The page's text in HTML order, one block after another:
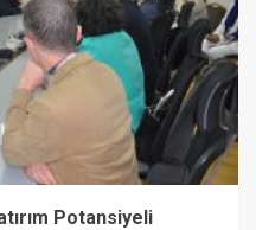
Potansiyeli